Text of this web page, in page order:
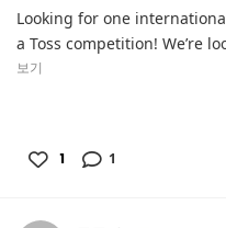
Looking for one
a Toss competition! We’re
보기
1 1